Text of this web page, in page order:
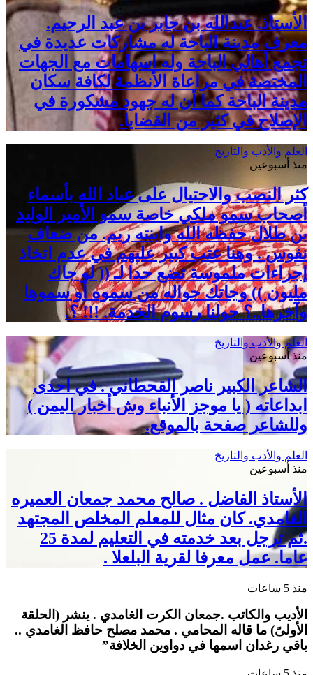
الأستاذ. عبدالله بن جابر بن عبد الرحيم.
معرف مدينة الباحة له مشاركات عديدة في
تجمع أهالي الباحة وله اسهامات مع الجهات
المختصة في مراعاة الأنظمة لكافة سكان
مدينة الباحة كما أن له جهود مشكورة في
الإصلاح في كثير من القضايا.
العلم والأدب والتاريخ
منذ أسبوعين
كثر النصب والاحتيال على عباد الله بأسماء
أصحاب سمو ملكي خاصة سمو الأمير الوليد
بن طلال حفظه الله وابنته ريم. من ضعاف
نفوس . وهنا عتب كبير عليهم في عدم اتخاذ
إجراءات ملموسة تضع حدا لـ (( لو جاك
مليون )) وجاتك حواله من سموه أو سموها
وآخرها..؟ حولنا رسوم الخدمة. !!! ؟.
العلم والأدب والتاريخ
منذ أسبوعين
الشاعر الكبير ناصر القحطاني . في احدى
ابداعاته ( يا موجز الأنباء وش أخبار اليمن )
وللشاعر صفحة بالموقع.
العلم والأدب والتاريخ
منذ أسبوعين
الأستاذ الفاضل . صالح محمد جمعان العميره
الغامدي. كان مثال للمعلم المخلص المجتهد
.ثم ترجل بعد خدمته في التعليم لمدة 25
عاما. عمل معرفا لقرية البلعلا .
منذ 5 ساعات
الأديب والكاتب .جمعان الكرت الغامدي . ينشر (الحلقة
الأولىً) ما قاله المحامي . محمد مصلح حافظ الغامدي ..
باقي رغدان اسمها في دواوين الخلافة”